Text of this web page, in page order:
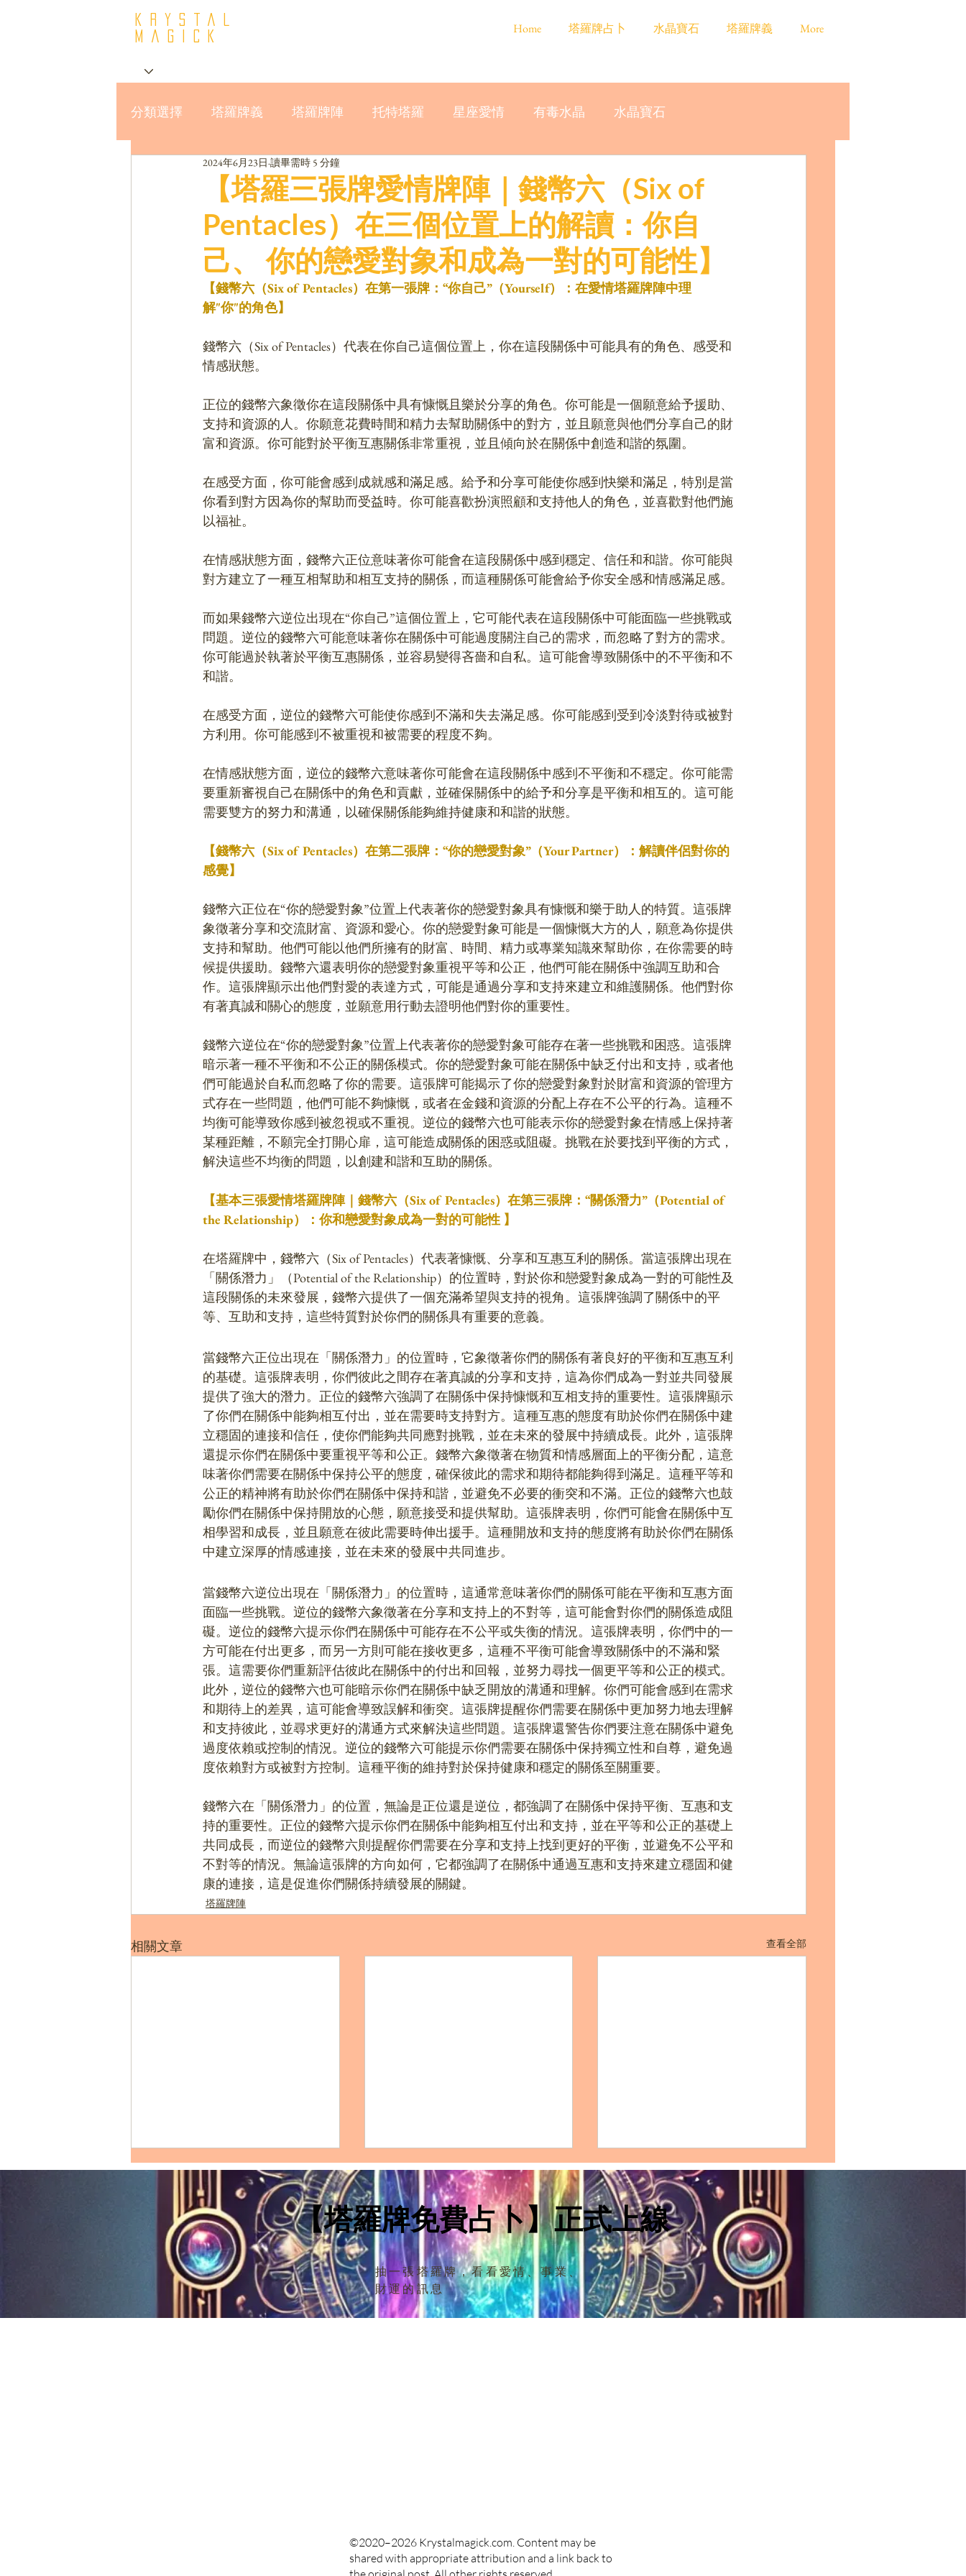
krystal
Magick
分類選擇 塔羅牌義 塔羅牌陣 托特塔羅 星座愛情 有毒水晶 水晶寶石
星座與MBTI16型人格
【塔羅三張牌愛情牌陣｜錢幣六（Six of
Pentacles）在三個位置上的解讀：你自
己、 你的戀愛對象和成為一對的可能性】
2024年6月23日 讀畢需時 5 分鐘
【錢幣六（Six of Pentacles）在第一張牌：“你自己”（Yourself）：在愛情塔羅牌陣中理
解"你"的角色】
錢幣六（Six of Pentacles）代表在你自己這個位置上，你在這段關係中可能具有的角色、感受和
情感狀態。
正位的錢幣六象徵你在這段關係中具有慷慨且樂於分享的角色。你可能是一個願意給予援助、
支持和資源的人。你願意花費時間和精力去幫助關係中的對方，並且願意與他們分享自己的財
富和資源。你可能對於平衡互惠關係非常重視，並且傾向於在關係中創造和諧的氛圍。
在感受方面，你可能會感到成就感和滿足感。給予和分享可能使你感到快樂和滿足，特別是當
你看到對方因為你的幫助而受益時。你可能喜歡扮演照顧和支持他人的角色，並喜歡對他們施
以福祉。
在情感狀態方面，錢幣六正位意味著你可能會在這段關係中感到穩定、信任和和諧。你可能與
對方建立了一種互相幫助和相互支持的關係，而這種關係可能會給予你安全感和情感滿足感。
而如果錢幣六逆位出現在“你自己”這個位置上，它可能代表在這段關係中可能面臨一些挑戰或
問題。逆位的錢幣六可能意味著你在關係中可能過度關注自己的需求，而忽略了對方的需求。
你可能過於執著於平衡互惠關係，並容易變得吝嗇和自私。這可能會導致關係中的不平衡和不
和諧。
在感受方面，逆位的錢幣六可能使你感到不滿和失去滿足感。你可能感到受到冷淡對待或被對
方利用。你可能感到不被重視和被需要的程度不夠。
在情感狀態方面，逆位的錢幣六意味著你可能會在這段關係中感到不平衡和不穩定。你可能需
要重新審視自己在關係中的角色和貢獻，並確保關係中的給予和分享是平衡和相互的。這可能
需要雙方的努力和溝通，以確保關係能夠維持健康和和諧的狀態。
【錢幣六（Six of Pentacles）在第二張牌：“你的戀愛對象”（Your Partner）：解讀伴侶對你的
感覺】
錢幣六正位在“你的戀愛對象”位置上代表著你的戀愛對象具有慷慨和樂于助人的特質。這張牌
象徵著分享和交流財富、資源和愛心。你的戀愛對象可能是一個慷慨大方的人，願意為你提供
支持和幫助。他們可能以他們所擁有的財富、時間、精力或專業知識來幫助你，在你需要的時
候提供援助。錢幣六還表明你的戀愛對象重視平等和公正，他們可能在關係中強調互助和合
作。這張牌顯示出他們對愛的表達方式，可能是通過分享和支持來建立和維護關係。他們對你
有著真誠和關心的態度，並願意用行動去證明他們對你的重要性。
錢幣六逆位在“你的戀愛對象”位置上代表著你的戀愛對象可能存在著一些挑戰和困惑。這張牌
暗示著一種不平衡和不公正的關係模式。你的戀愛對象可能在關係中缺乏付出和支持，或者他
們可能過於自私而忽略了你的需要。這張牌可能揭示了你的戀愛對象對於財富和資源的管理方
式存在一些問題，他們可能不夠慷慨，或者在金錢和資源的分配上存在不公平的行為。這種不
均衡可能導致你感到被忽視或不重視。逆位的錢幣六也可能表示你的戀愛對象在情感上保持著
某種距離，不願完全打開心扉，這可能造成關係的困惑或阻礙。挑戰在於要找到平衡的方式，
解決這些不均衡的問題，以創建和諧和互助的關係。
【基本三張愛情塔羅牌陣｜錢幣六（Six of Pentacles）在第三張牌：“關係潛力”（Potential of
the Relationship）：你和戀愛對象成為一對的可能性 】
在塔羅牌中，錢幣六（Six of Pentacles）代表著慷慨、分享和互惠互利的關係。當這張牌出現在
「關係潛力」（Potential of the Relationship）的位置時，對於你和戀愛對象成為一對的可能性及
這段關係的未來發展，錢幣六提供了一個充滿希望與支持的視角。這張牌強調了關係中的平
等、互助和支持，這些特質對於你們的關係具有重要的意義。
當錢幣六正位出現在「關係潛力」的位置時，它象徵著你們的關係有著良好的平衡和互惠互利
的基礎。這張牌表明，你們彼此之間存在著真誠的分享和支持，這為你們成為一對並共同發展
提供了強大的潛力。正位的錢幣六強調了在關係中保持慷慨和互相支持的重要性。這張牌顯示
了你們在關係中能夠相互付出，並在需要時支持對方。這種互惠的態度有助於你們在關係中建
立穩固的連接和信任，使你們能夠共同應對挑戰，並在未來的發展中持續成長。此外，這張牌
還提示你們在關係中要重視平等和公正。錢幣六象徵著在物質和情感層面上的平衡分配，這意
味著你們需要在關係中保持公平的態度，確保彼此的需求和期待都能夠得到滿足。這種平等和
公正的精神將有助於你們在關係中保持和諧，並避免不必要的衝突和不滿。正位的錢幣六也鼓
勵你們在關係中保持開放的心態，願意接受和提供幫助。這張牌表明，你們可能會在關係中互
相學習和成長，並且願意在彼此需要時伸出援手。這種開放和支持的態度將有助於你們在關係
中建立深厚的情感連接，並在未來的發展中共同進步。
當錢幣六逆位出現在「關係潛力」的位置時，這通常意味著你們的關係可能在平衡和互惠方面
面臨一些挑戰。逆位的錢幣六象徵著在分享和支持上的不對等，這可能會對你們的關係造成阻
礙。逆位的錢幣六提示你們在關係中可能存在不公平或失衡的情況。這張牌表明，你們中的一
方可能在付出更多，而另一方則可能在接收更多，這種不平衡可能會導致關係中的不滿和緊
張。這需要你們重新評估彼此在關係中的付出和回報，並努力尋找一個更平等和公正的模式。
此外，逆位的錢幣六也可能暗示你們在關係中缺乏開放的溝通和理解。你們可能會感到在需求
和期待上的差異，這可能會導致誤解和衝突。這張牌提醒你們需要在關係中更加努力地去理解
和支持彼此，並尋求更好的溝通方式來解決這些問題。這張牌還警告你們要注意在關係中避免
過度依賴或控制的情況。逆位的錢幣六可能提示你們需要在關係中保持獨立性和自尊，避免過
度依賴對方或被對方控制。這種平衡的維持對於保持健康和穩定的關係至關重要。
錢幣六在「關係潛力」的位置，無論是正位還是逆位，都強調了在關係中保持平衡、互惠和支
持的重要性。正位的錢幣六提示你們在關係中能夠相互付出和支持，並在平等和公正的基礎上
共同成長，而逆位的錢幣六則提醒你們需要在分享和支持上找到更好的平衡，並避免不公平和
不對等的情況。無論這張牌的方向如何，它都強調了在關係中通過互惠和支持來建立穩固和健
康的連接，這是促進你們關係持續發展的關鍵。
塔羅牌陣
相關文章 查看全部
【塔羅三張牌愛情牌陣｜錢幣
五（Five of Pentacles）在三
個位置上的解讀：你自己、 你
的戀愛對象和成為一對的可能
性】
【錢幣五（Five of Pentacles）在第
一張牌：“你自己”（Yourself）：在
愛情塔羅牌陣中理解"你"的角色】
錢幣五（Five of Pentacles）這張牌
通常代表財務上的困難和缺乏。它
在“你自己”這個位置上，無論是正
位還是逆位，都可能代表你在這段
【塔羅三張牌愛情牌陣｜錢幣
四（Four of Pentacles）在三
個位置上的解讀：你自己、 你
的戀愛對象和成為一對的可能
性】
【錢幣四（Four of Pentacles）在第
一張牌：“你自己”（Yourself）：在
愛情塔羅牌陣中理解"你"的角色】
錢幣四正位（Four of Pentacles）在
“你自己”這個位置上代表著你在這
段關係中的角色、感受和情感狀
態。這張牌象徵著保持穩定和安全
【塔羅三張牌愛情牌陣｜錢幣
三（Three of Pentacles）在三
個位置上的解讀：你自己、 你
的戀愛對象和成為一對的可能
性】
【錢幣三（Three of Pentacles）在第
一張牌：“你自己”（Yourself）：在
愛情塔羅牌陣中理解"你"的角色】
錢幣三（Three of Pentacles）在“你
自己”這個位置上，不論是正位還
是逆位，都代表著在愛情關係中你
扮演著建設者、合作者的角色。...
【塔羅牌免費占卜】正式上線
抽一張塔羅牌，看看愛情、事業、
財運的訊息
Home 塔羅牌占卜 水晶寶石 塔羅牌義 More
©2020–2026 Krystalmagick.com. Content may be
shared with appropriate attribution and a link back to